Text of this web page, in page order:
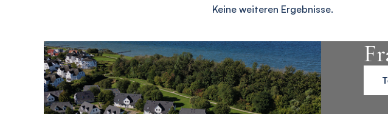
Keine weiteren Ergebnisse.